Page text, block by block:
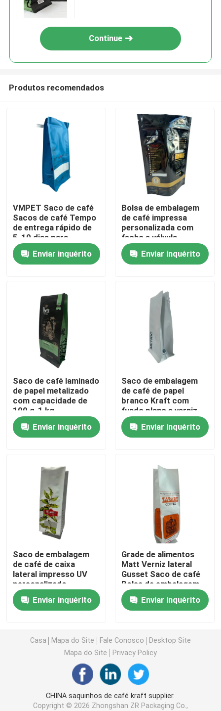
Casa
Produtos
Sobre nós
Excursão da fábrica
Controle da qualidade
Contacte-nos
Notícia
Casos
Bolsa de embalagem de bico
Bolsa para embalagem de café
Bolsas com Fundo Plano
Saco no empacotamento do líquido da caixa
Bolsas para Embalagens Stand Up
Malotes do empacotamento de alimentos para
Bolsas de embalagem de papel
Continue
Produtos recomendados
VMPET Saco de café
Sacos de café Tempo
de entrega rápido de
5-10 dias para
desenhos
personalizados
Enviar inquérito
Bolsa de embalagem
de café impressa
personalizada com
fecho e válvula
Enviar inquérito
Saco de café laminado
de papel metalizado
com capacidade de
100 g-1 kg
Enviar inquérito
Saco de embalagem
de café de papel
branco Kraft com
fundo plano e verniz
de massa
Enviar inquérito
Saco de embalagem
de café de caixa
lateral impresso UV
personalizado
Enviar inquérito
Grade de alimentos
Matt Verniz lateral
Gusset Saco de café
Bolsa de embalagem
personalizada
Enviar inquérito
Casa Mapa do Site Fale Conosco
Desktop Site
Mapa do Site
Privacy Policy
CHINA saquinhos de café kraft supplier.
Copyright © 2026 Zhongshan ZR Packaging Co.,